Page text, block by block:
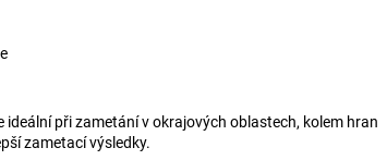
ideální při zametání v okrajových oblastech, kolem hran
zametací výsledky.